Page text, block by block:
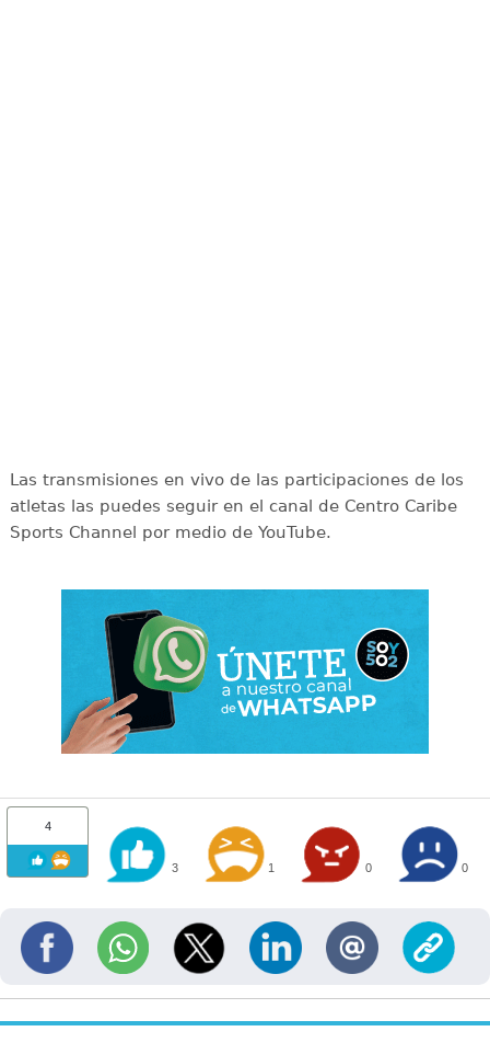
Las transmisiones en vivo de las participaciones de los
atletas las puedes seguir en el canal de Centro Caribe
Sports Channel por medio de YouTube.
4
3 1 0 0